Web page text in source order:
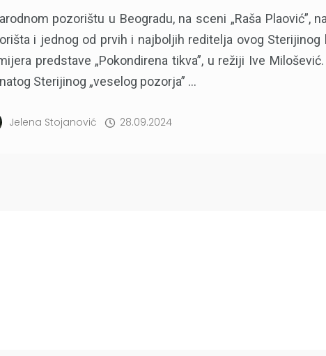
pozorištu u Beogradu, na sceni „Raša Plaović”,
i jednog od prvih i najboljih reditelja ovog Sterijinog
predstave „Pokondirena tikva”, u režiji Ive
Sterijinog „veselog pozorja” ...
Jelena Stojanović 28.09.2024